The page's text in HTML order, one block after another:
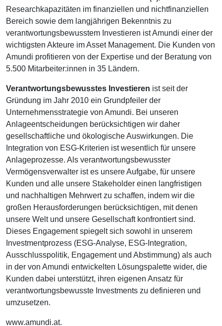
Researchkapazitäten im finanziellen und nichtfinanziellen
Bereich sowie dem langjährigen Bekenntnis zu
verantwortungsbewusstem Investieren ist Amundi einer der
wichtigsten Akteure im Asset Management. Die Kunden von
Amundi profitieren von der Expertise und der Beratung von
5.500 Mitarbeiter:innen in 35 Ländern.
Verantwortungsbewusstes Investieren ist seit der
Gründung im Jahr 2010 ein Grundpfeiler der
Unternehmensstrategie von Amundi. Bei unseren
Anlageentscheidungen berücksichtigen wir daher
gesellschaftliche und ökologische Auswirkungen. Die
Integration von ESG-Kriterien ist wesentlich für unsere
Anlageprozesse. Als verantwortungsbewusster
Vermögensverwalter ist es unsere Aufgabe, für unsere
Kunden und alle unsere Stakeholder einen langfristigen
und nachhaltigen Mehrwert zu schaffen, indem wir die
großen Herausforderungen berücksichtigen, mit denen
unsere Welt und unsere Gesellschaft konfrontiert sind.
Dieses Engagement spiegelt sich sowohl in unserem
Investmentprozess (ESG-Analyse, ESG-Integration,
Ausschlusspolitik, Engagement und Abstimmung) als auch
in der von Amundi entwickelten Lösungspalette wider, die
Kunden dabei unterstützt, ihren eigenen Ansatz für
verantwortungsbewusste Investments zu definieren und
umzusetzen.
www.amundi.at.